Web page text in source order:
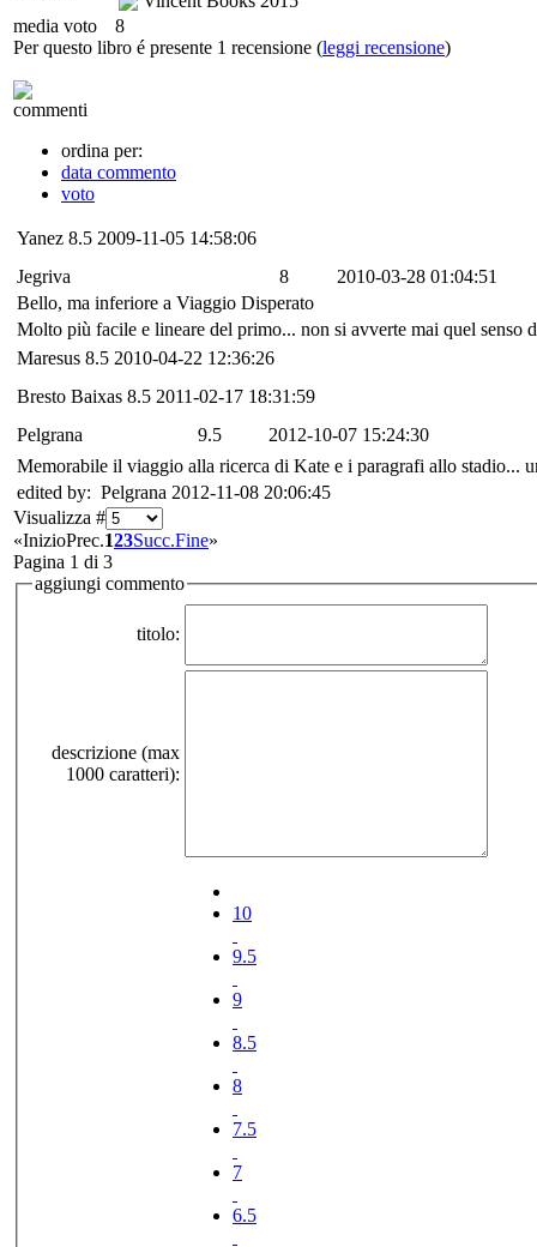
media voto
8
Per questo libro é presente 1 recensione (leggi recensione)
commenti
ordina per:
data commento
voto
Yanez 8.5 2009-11-05 14:58:06
Jegriva
8
2010-03-28 01:04:51
Bello, ma inferiore a Viaggio Disperato
Molto più facile e lineare del primo... non si avverte mai quel senso
Maresus 8.5 2010-04-22 12:36:26
Bresto Baixas 8.5 2011-02-17 18:31:59
Pelgrana
9.5
2012-10-07 15:24:30
Memorabile il viaggio alla ricerca di Kate e i paragrafi allo stadio...
edited by: Pelgrana 2012-11-08 20:06:45
Visualizza #
«InizioPrec.123Succ.Fine»
Pagina 1 di 3
aggiungi commento
titolo:
descrizione (max
1000 caratteri):
10
9.5
9
8.5
8
7.5
7
6.5